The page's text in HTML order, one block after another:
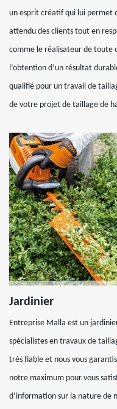
un esprit créatif qui lui permet
attendu des clients tout en
comme le réalisateur de toute
l’obtention d’un résultat
qualifié pour un travail de
de votre projet de taillage de
Jardinier
Entreprise Malla est un
spécialistes en travaux de
très fiable et nous vous
notre maximum pour vous
d’information sur la nature de